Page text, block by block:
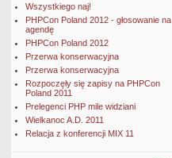
Wszystkiego naj!
PHPCon Poland 2012 - głosowanie na
agendę
PHPCon Poland 2012
Przerwa konserwacyjna
Przerwa konserwacyjna
Rozpoczęły się zapisy na PHPCon
Poland 2011
Prelegenci PHP mile widziani
Wielkanoc A.D. 2011
Relacja z konferencji MIX 11